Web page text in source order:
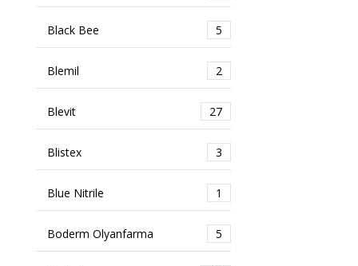
Black Bee 5
Blemil 2
Blevit 27
Blistex 3
Blue Nitrile 1
Boderm Olyanfarma 5